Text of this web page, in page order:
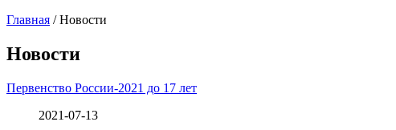
Главная /Новости
Новости
Первенство России-2021 до 17 лет
2021-07-13